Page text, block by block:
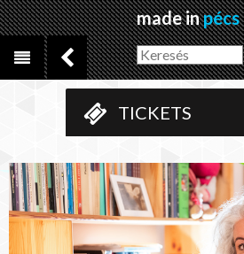
made inpécs
TICKETS